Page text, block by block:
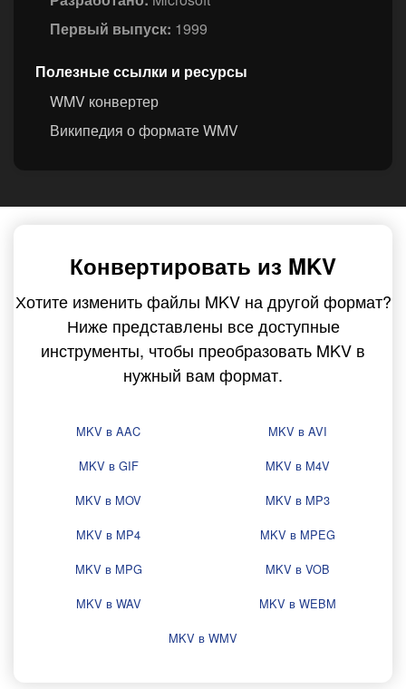
Первый выпуск: 1999
Полезные ссылки и ресурсы
WMV конвертер
Википедия о формате WMV
Конвертировать из MKV
Хотите изменить файлы MKV на другой формат?
Ниже представлены все доступные
инструменты, чтобы преобразовать MKV в
нужный вам формат.
MKV в AAC
MKV в AVI
MKV в GIF
MKV в M4V
MKV в MOV
MKV в MP3
MKV в MP4
MKV в MPEG
MKV в MPG
MKV в VOB
MKV в WAV
MKV в WEBM
MKV в WMV